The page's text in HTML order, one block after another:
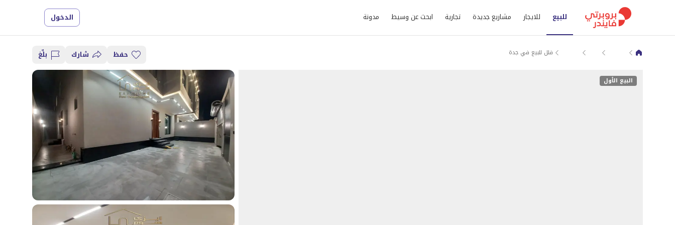
للبيع للايجار مشاريع جديدة تجارية ابحث عن وسيط مدونة الدخول
بيوت و فلل للبيع في مكة المكرمةفلل للبيع في جدة حفظ شارك بلِّغ
البيع الأول